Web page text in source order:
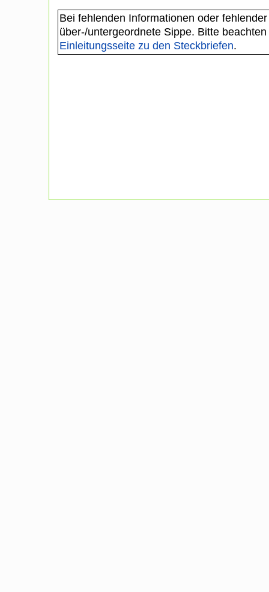
Bei fehlenden Informationen oder
über-/untergeordnete Sippe. Bitte
Einleitungsseite zu den Steckbriefen.